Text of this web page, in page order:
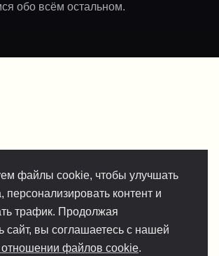
файлы cookie, чтобы улучшать
персонализировать контент и
трафик. Продолжая
сайт, вы соглашаетесь с нашей
отношении файлов cookie.
обо всём остальном.